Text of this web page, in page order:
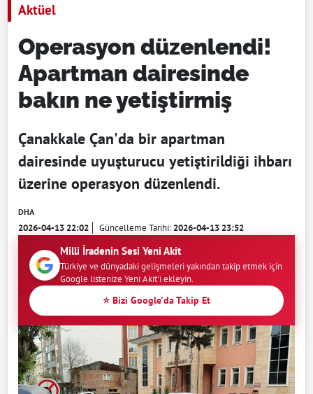
Aktüel
Operasyon düzenlendi!
Apartman dairesinde
bakın ne yetiştirmiş
Çanakkale Çan'da bir apartman
dairesinde uyuşturucu yetiştirildiği ihbarı
üzerine operasyon düzenlendi.
DHA
2026-04-13 22:02 Güncelleme Tarihi:2026-04-13 23:52
Milli İradenin Sesi Yeni Akit
Türkiye ve dünyadaki gelişmeleri yakından takip etmek için
Google listenize Yeni Akit'i ekleyin.
⭐ Bizi Google'da Takip Et